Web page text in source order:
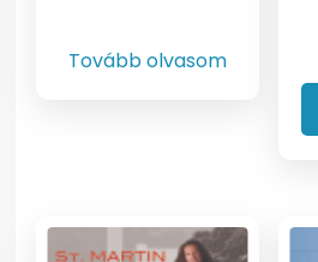
Tovább olvasom